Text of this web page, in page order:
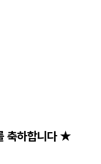
축하합니다 ★